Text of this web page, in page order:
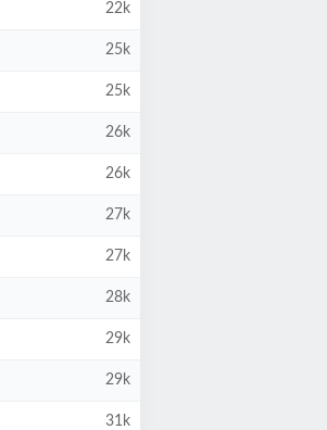
22k
25k
25k
26k
26k
27k
27k
28k
29k
29k
31k